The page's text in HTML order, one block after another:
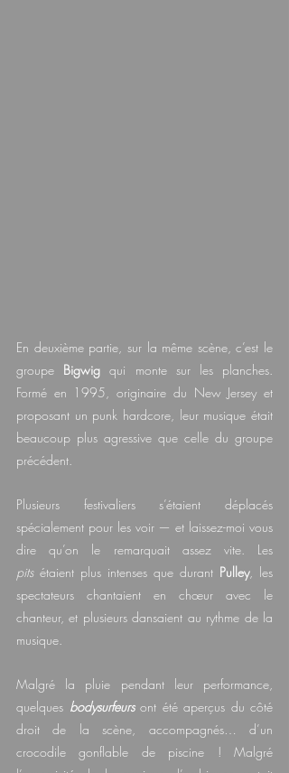
En deuxième partie, sur la même scène, c’est le
groupe Bigwig qui monte sur les planches.
Formé en 1995, originaire du New Jersey et
proposant un punk hardcore, leur musique était
beaucoup plus agressive que celle du groupe
précédent.
Plusieurs festivaliers s’étaient déplacés
spécialement pour les voir — et laissez-moi vous
pits étaient plus intenses que durant Pulley, les
spectateurs chantaient en chœur avec le
chanteur, et plusieurs dansaient au rythme de la
musique.
Malgré la pluie pendant leur performance,
quelques bodysurfeurs ont été aperçus du côté
droit de la scène, accompagnés… d’un
crocodile gonflable de piscine ! Malgré